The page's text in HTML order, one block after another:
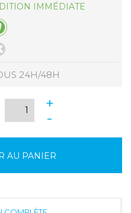
IMMÉDIATE
24H/48H
+
-
AU PANIER